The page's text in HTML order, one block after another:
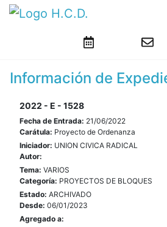
Información de
2022 - E - 1528
Fecha de Entrada: 21/06/2022
Carátula: Proyecto de Ordenanza
Iniciador: UNION CIVICA RADICAL
Autor:
Tema: VARIOS
Categoría: PROYECTOS DE BLOQUES
Estado: ARCHIVADO
Desde: 06/01/2023
Agregado a: